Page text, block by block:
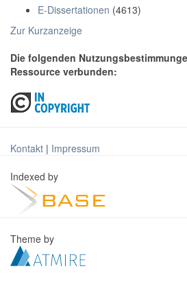
E-Dissertationen (4613)
Zur Kurzanzeige
Die folgenden
Ressource verbunden:
Kontakt | Impressum
Indexed by
Theme by